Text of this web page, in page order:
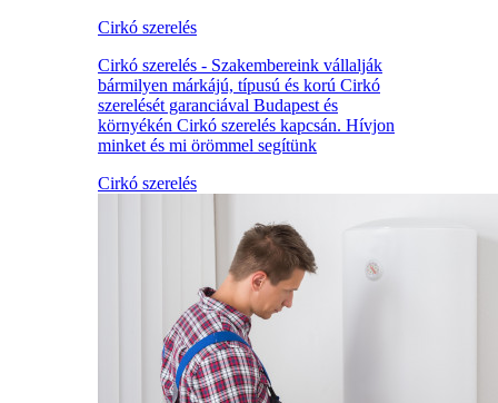
Cirkó szerelés
Cirkó szerelés - Szakembereink vállalják
bármilyen márkájú, típusú és korú Cirkó
szerelését garanciával Budapest és
környékén Cirkó szerelés kapcsán. Hívjon
minket és mi örömmel segítünk
Cirkó szerelés